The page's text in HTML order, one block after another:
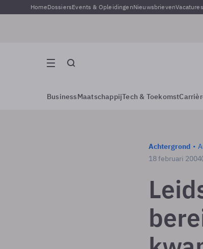
HomeDossiersEvents & OpleidingenNieuwsbrievenVacatures
BusinessMaatschappijTech & Toekomst
Achtergrond
18 februari 2004